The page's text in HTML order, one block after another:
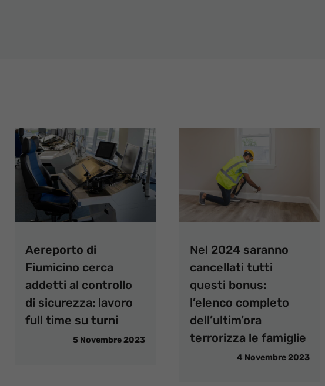
Aereporto di
Fiumicino cerca
addetti al controllo
di sicurezza: lavoro
full time su turni
5 Novembre 2023
Nel 2024 saranno
cancellati tutti
questi bonus:
l’elenco completo
dell’ultim’ora
terrorizza le famiglie
4 Novembre 2023